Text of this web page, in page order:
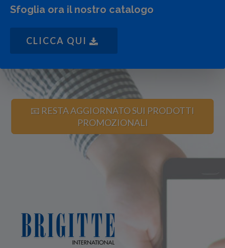
Sfoglia ora il nostro catalogo
CLICCA QUI
📧 RESTA AGGIORNATO SUI PRODOTTI
PROMOZIONALI